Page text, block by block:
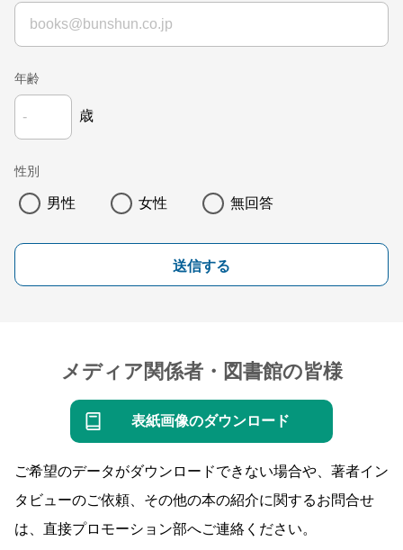
年齢
歳
性別
男性 女性 無回答
送信する
メディア関係者・図書館の皆様
表紙画像のダウンロード
ご希望のデータがダウンロードできない場合や、著者イン
タビューのご依頼、その他の本の紹介に関するお問合せ
は、直接プロモーション部へご連絡ください。